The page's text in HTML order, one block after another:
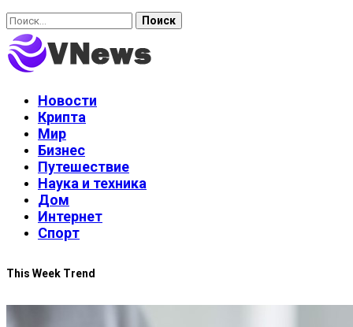
Найти:
Новости
Крипта
Мир
Бизнес
Путешествие
Наука и техника
Дом
Интернет
Спорт
This Week Trend